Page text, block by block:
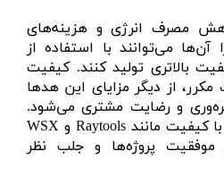
مصرف انرژی و هزینه‌های
می‌توانند با استفاده از
بالاتری تولید کنند. کیفیت
از دیگر مزایای این هدها
و رضایت مشتری می‌شود.
به‌طور کلی، انتخاب هدهای با کیفیت مانند Raytools و WSX
موفقیت پروژه‌ها و جلب نظر